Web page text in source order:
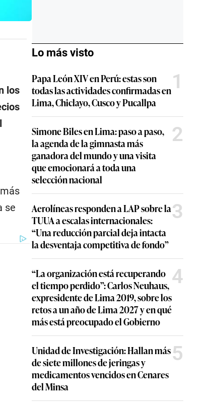
los
se
Lo más visto
Papa León XIV en Perú: estas son
todas las actividades confirmadas en
Lima, Chiclayo, Cusco y Pucallpa
1
Simone Biles en Lima: paso a paso,
la agenda de la gimnasta más
ganadora del mundo y una visita
que emocionará a toda una
selección nacional
2
Aerolíneas responden a LAP sobre la
TUUA a escalas internacionales:
“Una reducción parcial deja intacta
la desventaja competitiva de fondo”
3
“La organización está recuperando
el tiempo perdido”: Carlos Neuhaus,
expresidente de Lima 2019, sobre los
retos a un año de Lima 2027 y en qué
más está preocupado el Gobierno
4
Unidad de Investigación: Hallan más
de siete millones de jeringas y
medicamentos vencidos en Cenares
del Minsa
5